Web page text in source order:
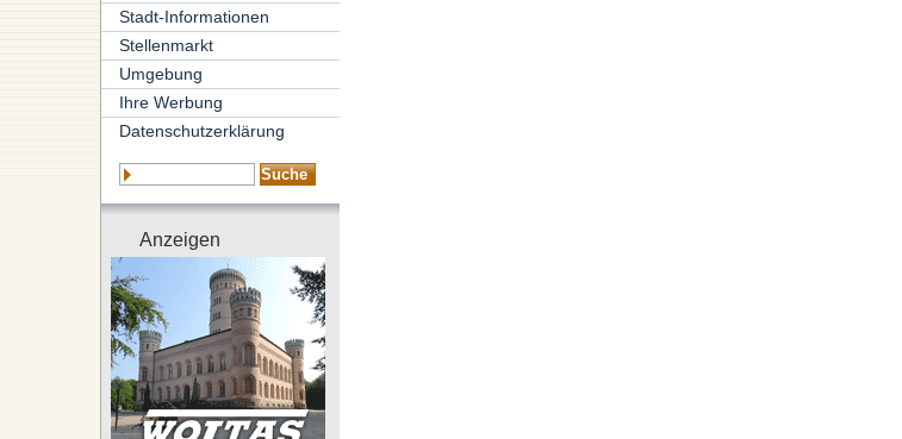
Stadt-Informationen
Stellenmarkt
Umgebung
Ihre Werbung
Datenschutzerklärung
Anzeigen